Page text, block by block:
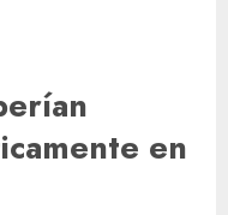
en